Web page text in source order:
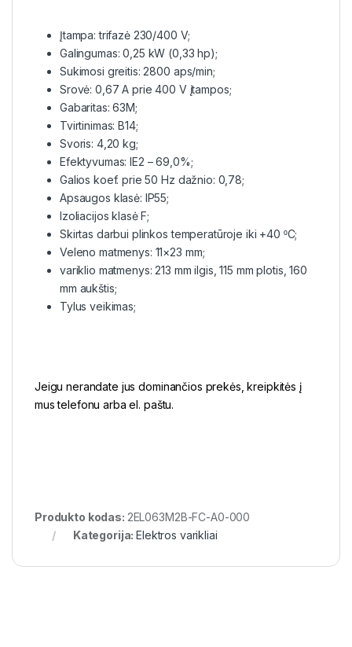
Įtampa: trifazė 230/400 V;
Galingumas: 0,25 kW (0,33 hp);
Sukimosi greitis: 2800 aps/min;
Srovė: 0,67 A prie 400 V įtampos;
Gabaritas: 63M;
Tvirtinimas: B14;
Svoris: 4,20 kg;
Efektyvumas: IE2 – 69,0%;
Galios koef. prie 50 Hz dažnio: 0,78;
Apsaugos klasė: IP55;
Izoliacijos klasė F;
Skirtas darbui plinkos temperatūroje iki +40 ⁰C;
Veleno matmenys: 11×23 mm;
variklio matmenys: 213 mm ilgis, 115 mm plotis, 160
mm aukštis;
Tylus veikimas;
Jeigu nerandate jus dominančios prekės, kreipkitės į
mus telefonu arba el. paštu.
Produkto kodas: 2EL063M2B-FC-A0-000
Kategorija:Elektros varikliai